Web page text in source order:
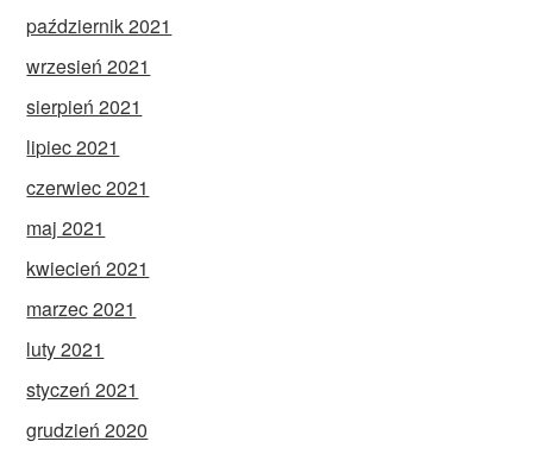
październik 2021
wrzesień 2021
sierpień 2021
lipiec 2021
czerwiec 2021
maj 2021
kwiecień 2021
marzec 2021
luty 2021
styczeń 2021
grudzień 2020